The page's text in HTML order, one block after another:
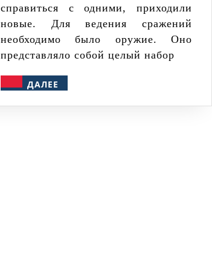
справиться с одними, приходили
новые. Для ведения сражений
необходимо было оружие. Оно
представляло собой целый набор
ДАЛЕЕ